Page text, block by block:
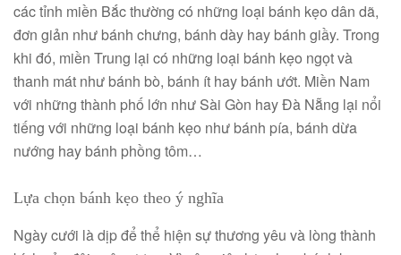
các tỉnh miền Bắc thường có những loại bánh kẹo dân dã,
đơn giản như bánh chưng, bánh dày hay bánh giầy. Trong
khi đó, miền Trung lại có những loại bánh kẹo ngọt và
thanh mát như bánh bò, bánh ít hay bánh ướt. Miền Nam
với những thành phố lớn như Sài Gòn hay Đà Nẵng lại nổi
tiếng với những loại bánh kẹo như bánh pía, bánh dừa
nướng hay bánh phồng tôm…
Lựa chọn bánh kẹo theo ý nghĩa
Ngày cưới là dịp để thể hiện sự thương yêu và lòng thành